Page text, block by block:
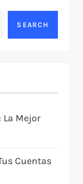
SEARCH
La Mejor
Cuentas